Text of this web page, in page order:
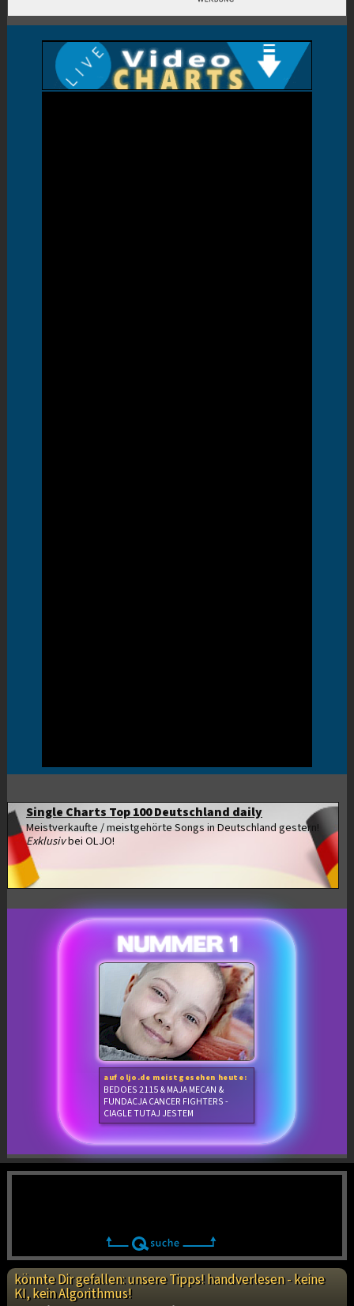
Single Charts Top 100 Deutschland daily
Meistverkaufte / meistgehörte Songs in Deutschland gestern!
Exklusivbei OLJO!
auf oljo.de meistgesehen heute:
BEDOES 2115 & MAJA MECAN &
FUNDACJA CANCER FIGHTERS -
CIAGLE TUTAJ JESTEM
könnte Dir gefallen: unsere Tipps! handverlesen - keine
KI, kein Algorithmus!